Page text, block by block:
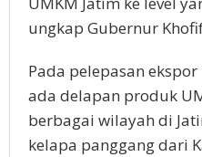
ungkap Gubernur
Pada pelepasan
ada delapan produk
berbagai wilayah di
kelapa panggang dari